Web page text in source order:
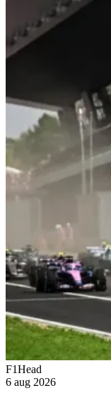
F1Head
6 aug 2026